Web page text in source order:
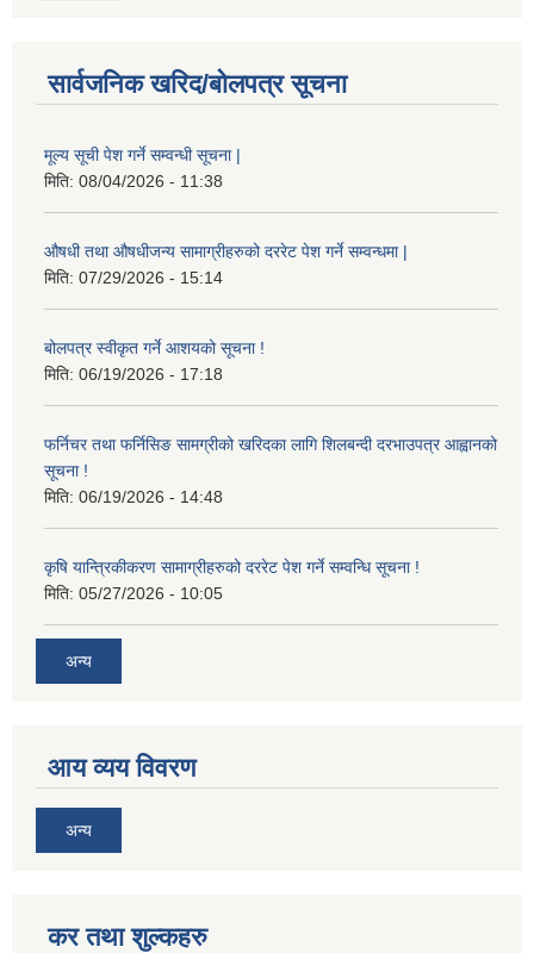
सार्वजनिक खरिद/बोलपत्र सूचना
मूल्य सूची पेश गर्ने सम्वन्धी सूचना |
मिति: 08/04/2026 - 11:38
औषधी तथा औषधीजन्य सामाग्रीहरुको दररेट पेश गर्ने सम्वन्धमा |
मिति: 07/29/2026 - 15:14
बोलपत्र स्वीकृत गर्ने आशयको सूचना !
मिति: 06/19/2026 - 17:18
फर्निचर तथा फर्निसिङ सामग्रीको खरिदका लागि शिलबन्दी दरभाउपत्र आह्वानको
सूचना !
मिति: 06/19/2026 - 14:48
कृषि यान्त्रिकीकरण सामाग्रीहरुको दररेट पेश गर्ने सम्वन्धि सूचना !
मिति: 05/27/2026 - 10:05
अन्य
आय व्यय विवरण
अन्य
कर तथा शुल्कहरु